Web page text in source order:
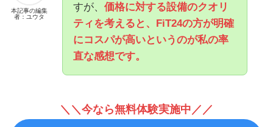
本記事の編集
者：ユウタ
すが、 価格に対する設備のクオリ
ティを考えると、FiT24の方が明確
にコスパが高いというのが私の率
直な感想です。
＼＼今なら無料体験実施中／／